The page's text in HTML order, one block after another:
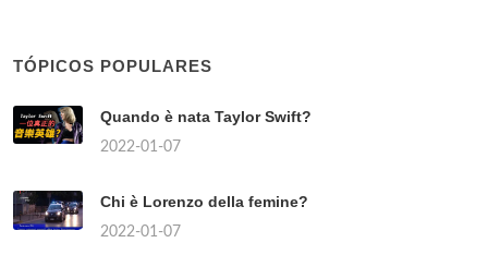
TÓPICOS POPULARES
Quando è nata Taylor Swift?
2022-01-07
Chi è Lorenzo della femine?
2022-01-07